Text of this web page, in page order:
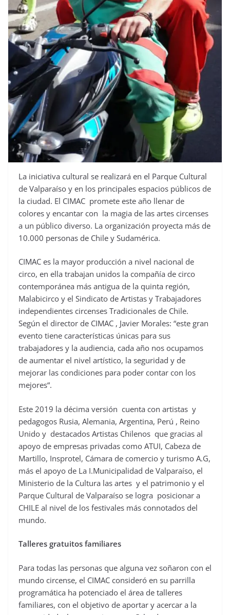
La iniciativa cultural se realizará en el Parque Cultural
de Valparaíso y en los principales espacios públicos de
la ciudad. El CIMAC promete este año llenar de
colores y encantar con la magia de las artes circenses
a un público diverso. La organización proyecta más de
10.000 personas de Chile y Sudamérica.
CIMAC es la mayor producción a nivel nacional de
circo, en ella trabajan unidos la compañía de circo
contemporánea más antigua de la quinta región,
Malabicirco y el Sindicato de Artistas y Trabajadores
independientes circenses Tradicionales de Chile.
Según el director de CIMAC , Javier Morales: “este gran
evento tiene características únicas para sus
trabajadores y la audiencia, cada año nos ocupamos
de aumentar el nivel artístico, la seguridad y de
mejorar las condiciones para poder contar con los
mejores“.
Este 2019 la décima versión cuenta con artistas y
pedagogos Rusia, Alemania, Argentina, Perú , Reino
Unido y destacados Artistas Chilenos que gracias al
apoyo de empresas privadas como ATUI, Cabeza de
Martillo, Insprotel, Cámara de comercio y turismo A.G,
más el apoyo de La I.Municipalidad de Valparaíso, el
Ministerio de la Cultura las artes y el patrimonio y el
Parque Cultural de Valparaíso se logra posicionar a
CHILE al nivel de los festivales más connotados del
mundo.
Talleres gratuitos familiares
Para todas las personas que alguna vez soñaron con el
mundo circense, el CIMAC consideró en su parrilla
programática ha potenciado el área de talleres
familiares, con el objetivo de aportar y acercar a la